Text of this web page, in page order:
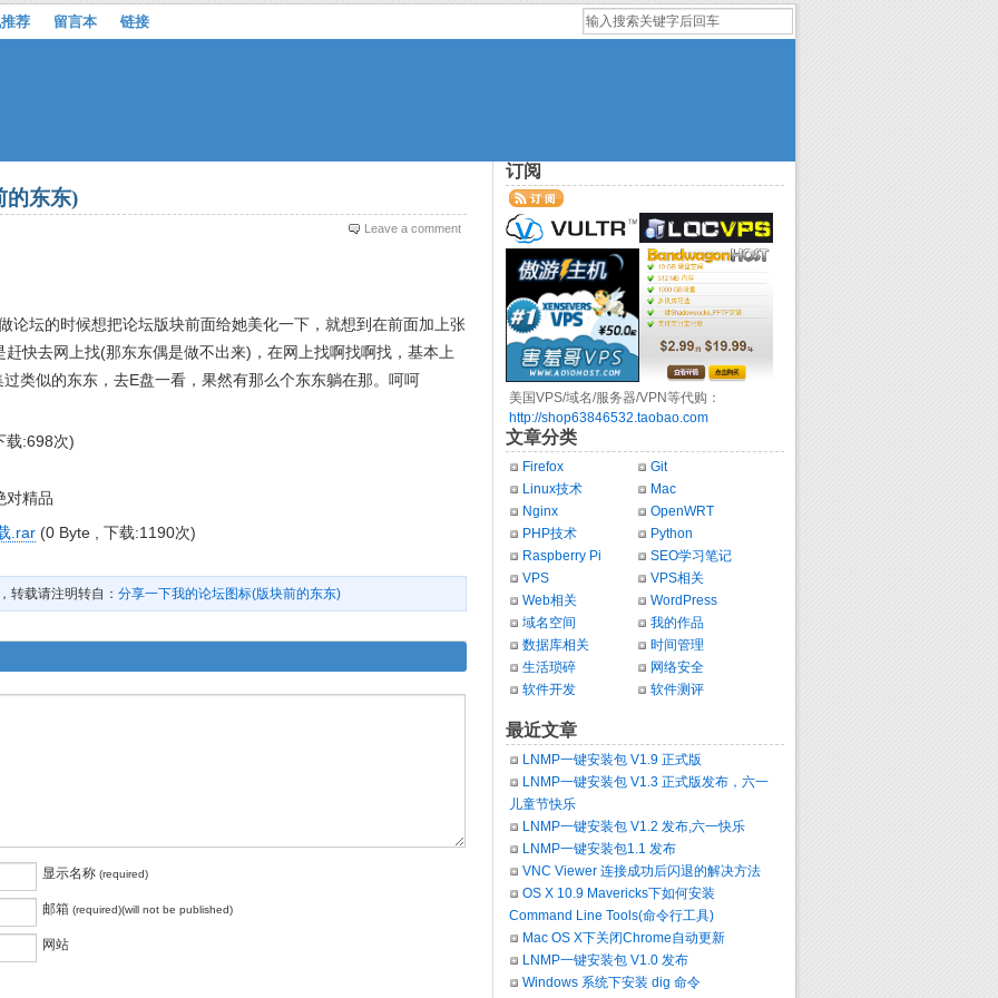
荐 留言本 链接
的东东)
Leave a comment
论坛的时候想把论坛版块前面给她美化一下，就想到在前面加上张
快去网上找(那东东偶是做不出来)，在网上找啊找啊找，基本上
类似的东东，去E盘一看，果然有那么个东东躺在那。呵呵
:698次)
对精品
.rar (0 Byte , 下载:1190次)
转载请注明转自： 分享一下我的论坛图标(版块前的东东)
显示名称 (required)
邮箱 (required)(will not be published)
网站
订阅
美国VPS/域名/服务器/VPN等代购：
http://shop63846532.taobao.com
文章分类
Firefox
Git
Linux技术
Mac
Nginx
OpenWRT
PHP技术
Python
Raspberry Pi
SEO学习笔记
VPS
VPS相关
Web相关
WordPress
域名空间
我的作品
数据库相关
时间管理
生活琐碎
网络安全
软件开发
软件测评
最近文章
LNMP一键安装包 V1.9 正式版
LNMP一键安装包 V1.3 正式版发布，六一
儿童节快乐
LNMP一键安装包 V1.2 发布,六一快乐
LNMP一键安装包1.1 发布
VNC Viewer 连接成功后闪退的解决方法
OS X 10.9 Mavericks下如何安装
Command Line Tools(命令行工具)
Mac OS X下关闭Chrome自动更新
LNMP一键安装包 V1.0 发布
Windows 系统下安装 dig 命令